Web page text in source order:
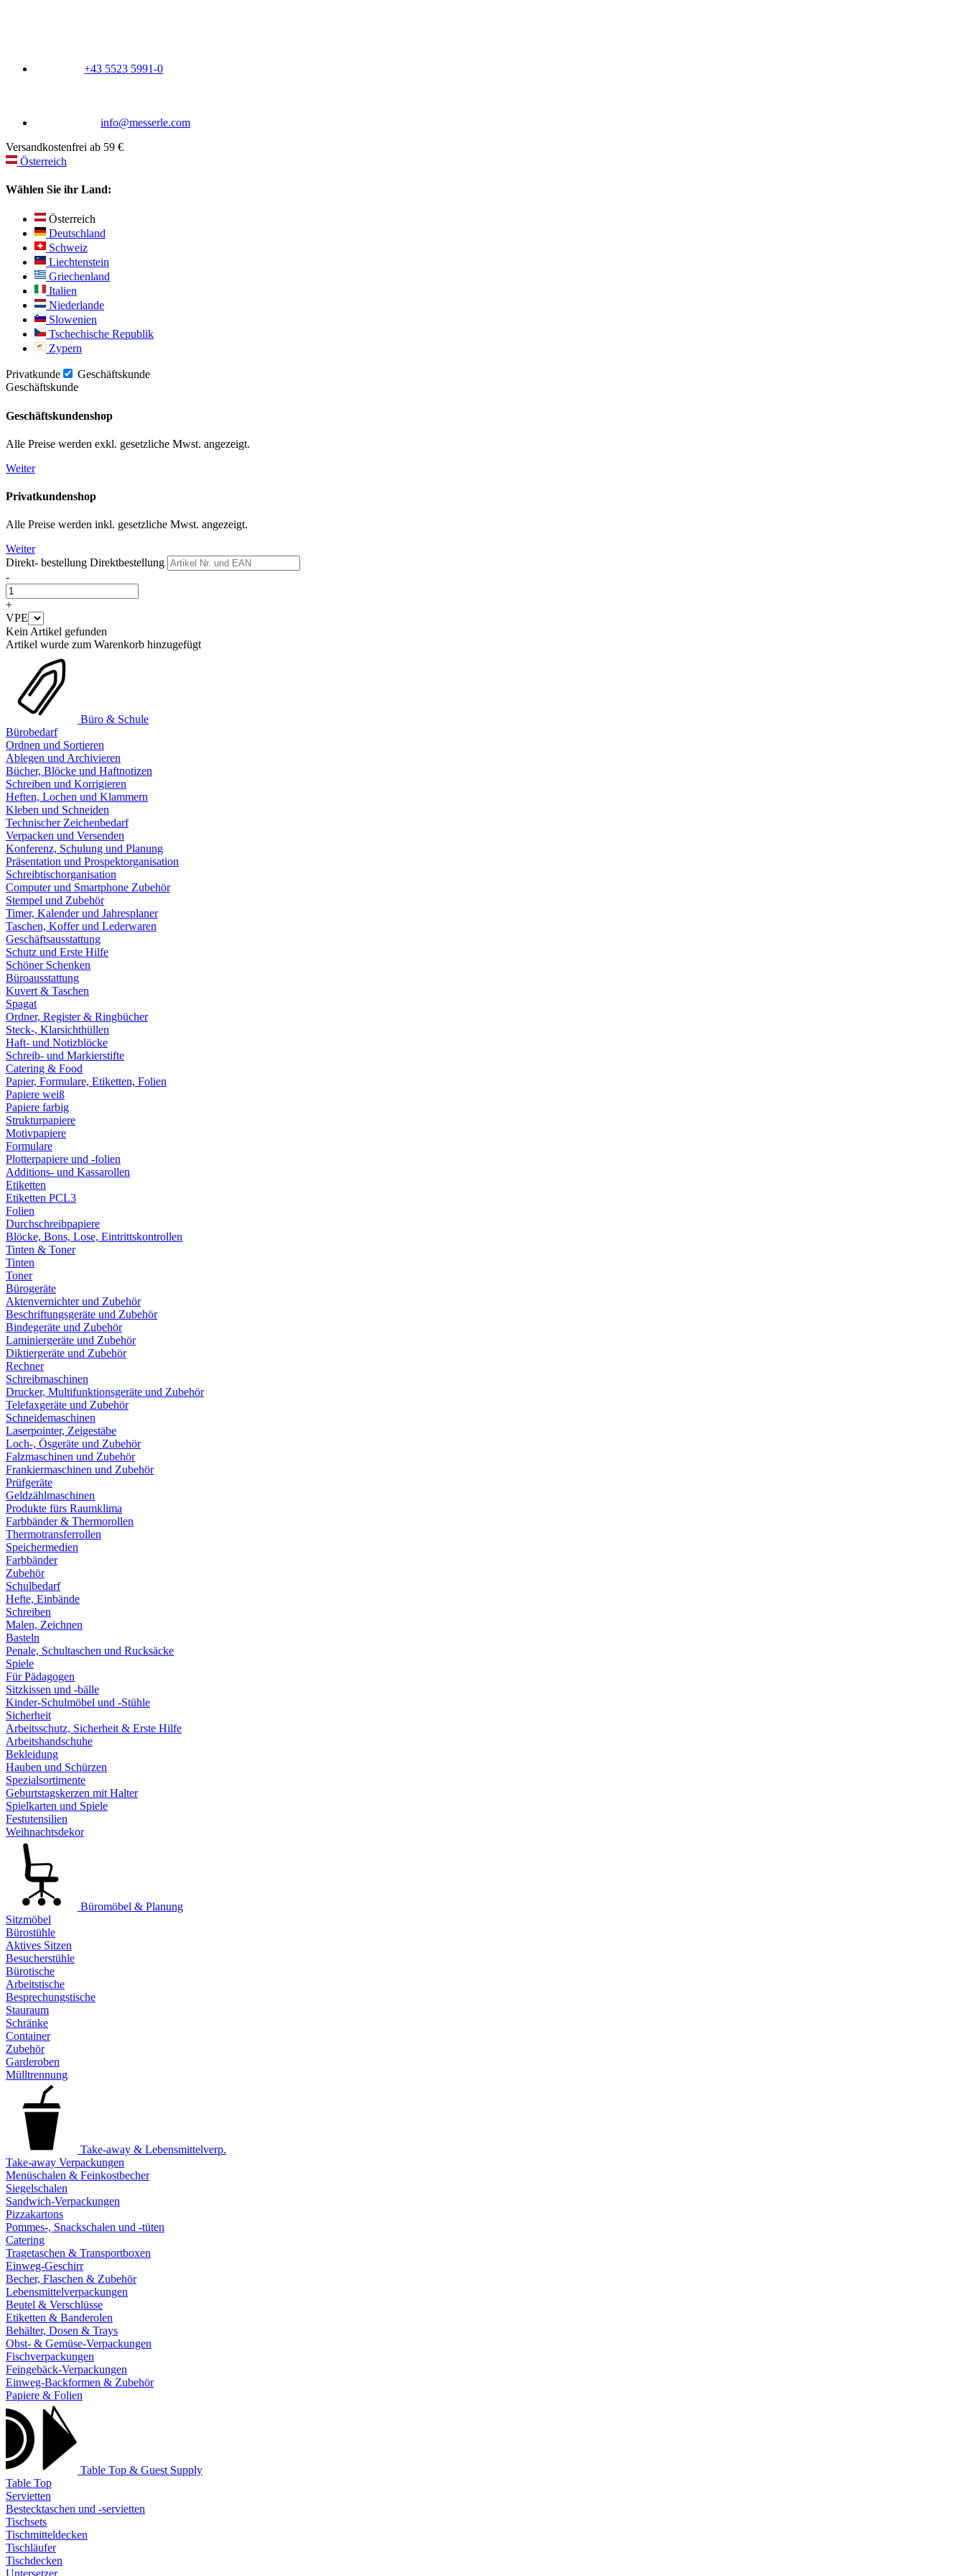
+43 5523 5991-0
info@messerle.com
Versandkostenfrei ab 59 €
Österreich
Wählen Sie ihr Land:
Österreich
Deutschland
Schweiz
Liechtenstein
Griechenland
Italien
Niederlande
Slowenien
Tschechische Republik
Zypern
Privatkunde
Geschäftskunde
Geschäftskunde
Geschäftskundenshop
Alle Preise werden exkl. gesetzliche Mwst. angezeigt.
Weiter
Privatkundenshop
Alle Preise werden inkl. gesetzliche Mwst. angezeigt.
Weiter
Direkt- bestellung Direktbestellung
-
+
VPE
Kein Artikel gefunden
Artikel wurde zum Warenkorb hinzugefügt
Büro & Schule
Bürobedarf
Ordnen und Sortieren
Ablegen und Archivieren
Bücher, Blöcke und Haftnotizen
Schreiben und Korrigieren
Heften, Lochen und Klammern
Kleben und Schneiden
Technischer Zeichenbedarf
Verpacken und Versenden
Konferenz, Schulung und Planung
Präsentation und Prospektorganisation
Schreibtischorganisation
Computer und Smartphone Zubehör
Stempel und Zubehör
Timer, Kalender und Jahresplaner
Taschen, Koffer und Lederwaren
Geschäftsausstattung
Schutz und Erste Hilfe
Schöner Schenken
Büroausstattung
Kuvert & Taschen
Spagat
Ordner, Register & Ringbücher
Steck-, Klarsichthüllen
Haft- und Notizblöcke
Schreib- und Markierstifte
Catering & Food
Papier, Formulare, Etiketten, Folien
Papiere weiß
Papiere farbig
Strukturpapiere
Motivpapiere
Formulare
Plotterpapiere und -folien
Additions- und Kassarollen
Etiketten
Etiketten PCL3
Folien
Durchschreibpapiere
Blöcke, Bons, Lose, Eintrittskontrollen
Tinten & Toner
Tinten
Toner
Bürogeräte
Aktenvernichter und Zubehör
Beschriftungsgeräte und Zubehör
Bindegeräte und Zubehör
Laminiergeräte und Zubehör
Diktiergeräte und Zubehör
Rechner
Schreibmaschinen
Drucker, Multifunktionsgeräte und Zubehör
Telefaxgeräte und Zubehör
Schneidemaschinen
Laserpointer, Zeigestäbe
Loch-, Ösgeräte und Zubehör
Falzmaschinen und Zubehör
Frankiermaschinen und Zubehör
Prüfgeräte
Geldzählmaschinen
Produkte fürs Raumklima
Farbbänder & Thermorollen
Thermotransferrollen
Speichermedien
Farbbänder
Zubehör
Schulbedarf
Hefte, Einbände
Schreiben
Malen, Zeichnen
Basteln
Penale, Schultaschen und Rucksäcke
Spiele
Für Pädagogen
Sitzkissen und -bälle
Kinder-Schulmöbel und -Stühle
Sicherheit
Arbeitsschutz, Sicherheit & Erste Hilfe
Arbeitshandschuhe
Bekleidung
Hauben und Schürzen
Spezialsortimente
Geburtstagskerzen mit Halter
Spielkarten und Spiele
Festutensilien
Weihnachtsdekor
Büromöbel & Planung
Sitzmöbel
Bürostühle
Aktives Sitzen
Besucherstühle
Bürotische
Arbeitstische
Besprechungstische
Stauraum
Schränke
Container
Zubehör
Garderoben
Mülltrennung
Take-away & Lebensmittelverp.
Take-away Verpackungen
Menüschalen & Feinkostbecher
Siegelschalen
Sandwich-Verpackungen
Pizzakartons
Pommes-, Snackschalen und -tüten
Catering
Tragetaschen & Transportboxen
Einweg-Geschirr
Becher, Flaschen & Zubehör
Lebensmittelverpackungen
Beutel & Verschlüsse
Etiketten & Banderolen
Behälter, Dosen & Trays
Obst- & Gemüse-Verpackungen
Fischverpackungen
Feingebäck-Verpackungen
Einweg-Backformen & Zubehör
Papiere & Folien
Table Top & Guest Supply
Table Top
Servietten
Bestecktaschen und -servietten
Tischsets
Tischmitteldecken
Tischläufer
Tischdecken